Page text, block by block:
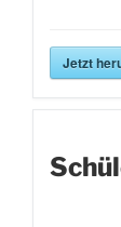
Jetzt